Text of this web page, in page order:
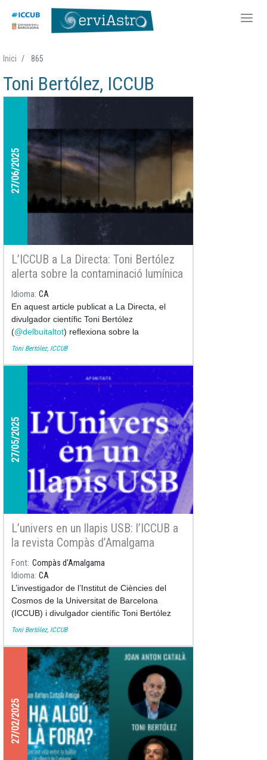
contingut
Inici 865
Toni Bertólez, ICCUB
27/06/2025
L’ICCUB a La Directa: Toni Bertólez
alerta sobre la contaminació lumínica
i la pèrdua del cel nocturn
Idioma CA
En aquest article publicat a La Directa, el
divulgador científic Toni Bertólez
(@delbuitaltot) reflexiona sobre la
contaminació lumínica i els seus efectes
nostra relació amb el cel nocturn. A través
d’una mirada crítica i divulgativa, l’autor
defensa la necessitat de preservar la foscor
com a bé comú i com a condició essencial per
al benestar humà i ecològic.
Toni Bertólez, ICCUB
27/05/2025
L’univers en un llapis USB: l’ICCUB a
la revista Compàs d’Amalgama
Font Compàs d'Amalgama
Idioma CA
L’investigador de l’Institut de Ciències del
Cosmos de la Universitat de Barcelona
(ICCUB) i divulgador científic Toni Bertólez
(@delbuitaltot) ha publicat l’article divulgatiu
Compàs d’Amalgama.
Toni Bertólez, ICCUB
27/02/2025